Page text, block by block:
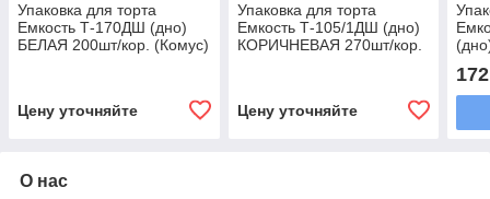
Упаковка для торта
Емкость Т-170ДШ (дно)
БЕЛАЯ 200шт/кор. (Комус)
Цену уточняйте
Упаковка для торта
Емкость Т-105/1ДШ (дно)
КОРИЧНЕВАЯ 270шт/кор.
Цену уточняйте
172
О нас